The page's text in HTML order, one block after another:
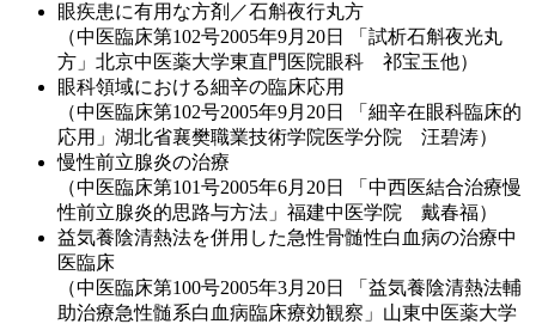
眼疾患に有用な方剤／石斛夜行丸方
（中医臨床第102号2005年9月20日 「試析石斛夜光丸
方」北京中医薬大学東直門医院眼科 祁宝玉他）
眼科領域における細辛の臨床応用
（中医臨床第102号2005年9月20日 「細辛在眼科臨床的
応用」湖北省襄樊職業技術学院医学分院 汪碧涛）
慢性前立腺炎の治療
（中医臨床第101号2005年6月20日 「中西医結合治療慢
性前立腺炎的思路与方法」福建中医学院 戴春福）
益気養陰清熱法を併用した急性骨髄性白血病の治療中
医臨床
（中医臨床第100号2005年3月20日 「益気養陰清熱法輔
助治療急性髄系白血病臨床療効観察」山東中医薬大学